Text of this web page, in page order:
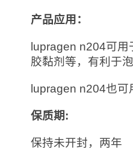
产品应用：
lupragen n204可
胶黏剂等，有利于泡
lupragen n204也可
保质期:
保持未开封，两年